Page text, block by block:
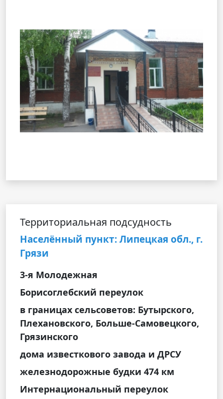
Территориальная подсудность
Населённый пункт: Липецкая обл., г.
Грязи
3-я Молодежная
Борисоглебский переулок
в границах сельсоветов: Бутырского,
Плехановского, Больше-Самовецкого,
Грязинского
дома известкового завода и ДРСУ
железнодорожные будки 474 км
Интернациональный переулок